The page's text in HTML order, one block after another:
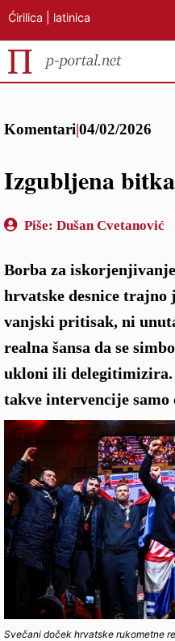
Ćirilica latinica
Komentari|04/02/2026
Izgubljena bitka
Piše: Dušan Cvetanović
Borba za
hrvatske desnice trajno
vanjski pritisak, ni
realna šansa da se
ukloni ili delegitimizira.
takve intervencije samo
Svečani doček hrvatske rukometne